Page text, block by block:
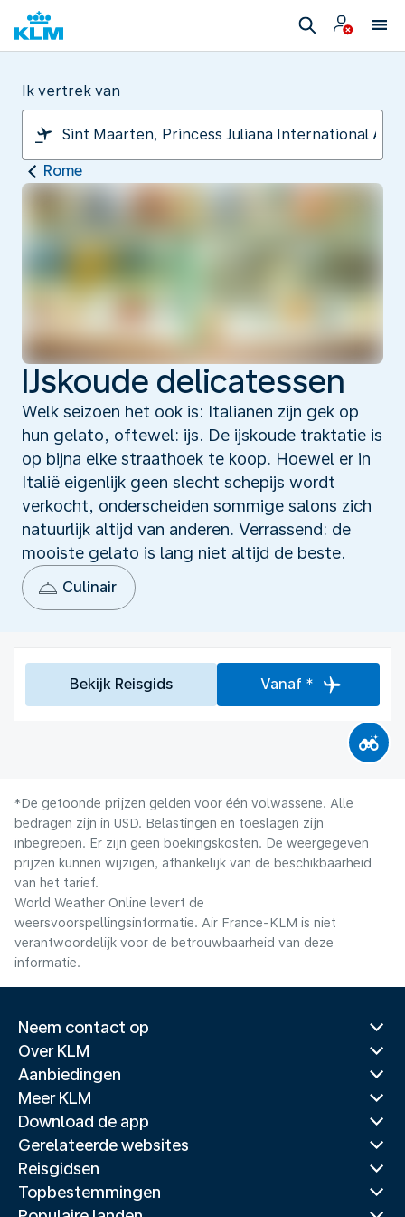
Ik vertrek van
Rome
IJskoude delicatessen
Welk seizoen het ook is: Italianen zijn gek op
hun gelato, oftewel: ijs. De ijskoude traktatie is
op bijna elke straathoek te koop. Hoewel er in
Italië eigenlijk geen slecht schepijs wordt
verkocht, onderscheiden sommige salons zich
natuurlijk altijd van anderen. Verrassend: de
mooiste gelato is lang niet altijd de beste.
Culinair
Bekijk Reisgids Vanaf *
*De getoonde prijzen gelden voor één volwassene. Alle
bedragen zijn in USD. Belastingen en toeslagen zijn
inbegrepen. Er zijn geen boekingskosten. De weergegeven
prijzen kunnen wijzigen, afhankelijk van de beschikbaarheid
van het tarief.
World Weather Online levert de
weersvoorspellingsinformatie. Air France-KLM is niet
verantwoordelijk voor de betrouwbaarheid van deze
informatie.
Neem contact op
Over KLM
Aanbiedingen
Meer KLM
Download de app
Gerelateerde websites
Reisgidsen
Topbestemmingen